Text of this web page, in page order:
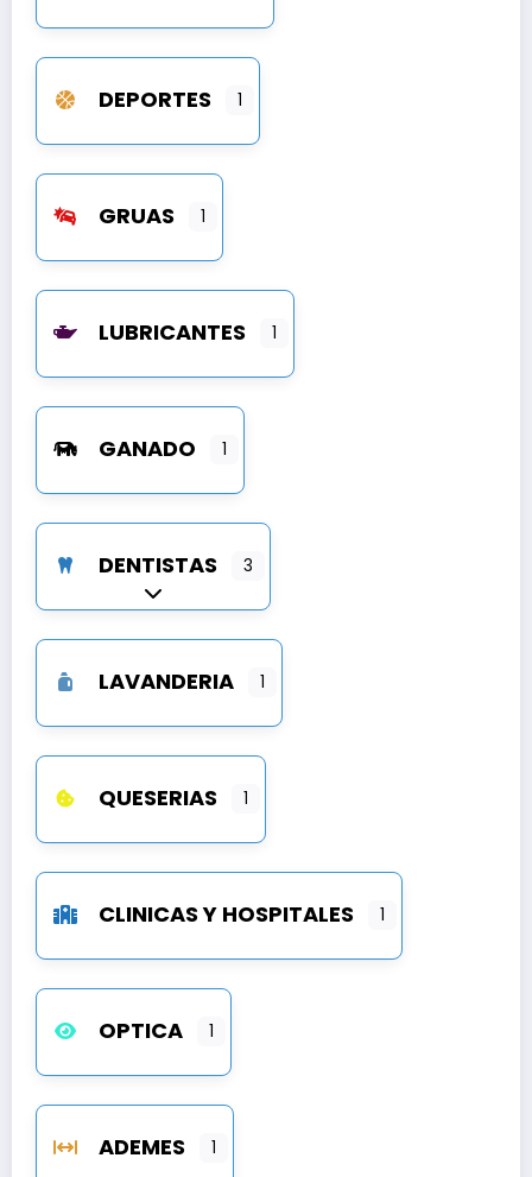
DEPORTES 1
GRUAS 1
LUBRICANTES 1
GANADO 1
DENTISTAS 3
Expandir sub-categorías
LAVANDERIA 1
QUESERIAS 1
CLINICAS Y HOSPITALES 1
OPTICA 1
ADEMES 1